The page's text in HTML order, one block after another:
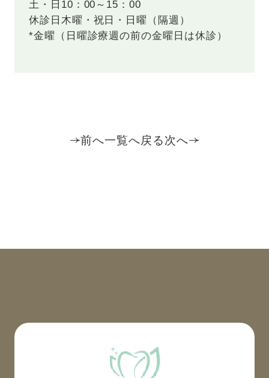
土・日 10：00～15：00
休診日 木曜・祝日・日曜（隔週）
*金曜（日曜診療週の前の金曜日は休診）
前へ一覧へ戻る次へ